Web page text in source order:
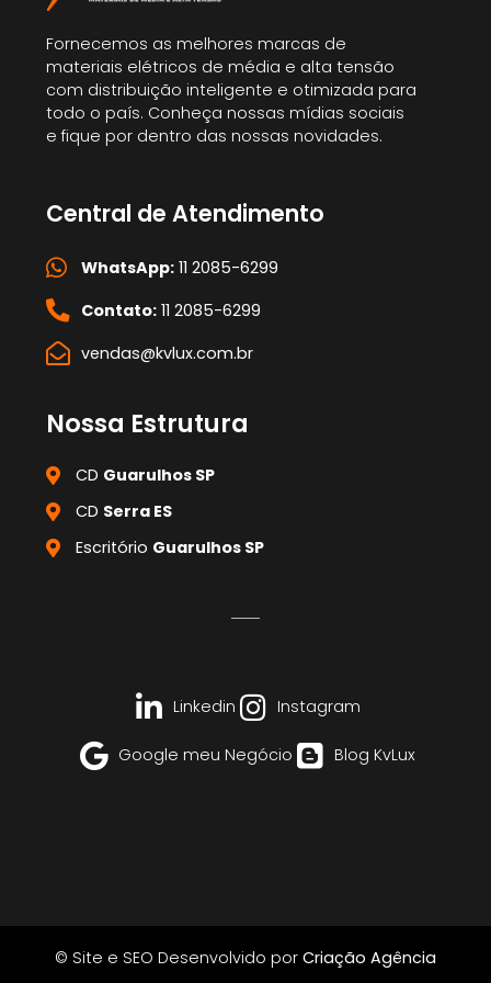
Fornecemos as melhores marcas de
materiais elétricos de média e alta tensão
com distribuição inteligente e otimizada para
todo o país. Conheça nossas mídias sociais
e fique por dentro das nossas novidades.
Central de Atendimento
WhatsApp:11 2085-6299
Contato:11 2085-6299
vendas@kvlux.com.br
Nossa Estrutura
CD Guarulhos SP
CD Serra ES
Escritório Guarulhos SP
Linkedin Instagram
Google meu Negócio Blog KvLux
© Site e SEO Desenvolvido por Criação Agência